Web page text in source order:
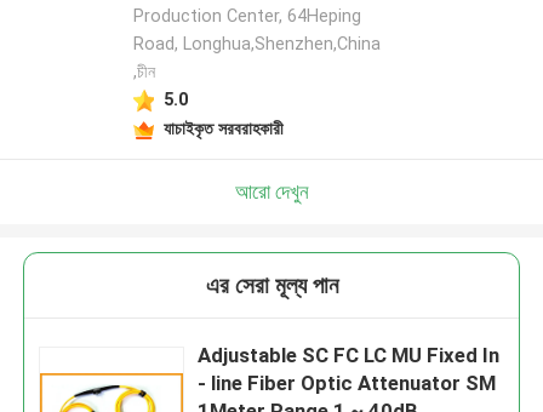
Production Center, 64Heping
Road, Longhua,Shenzhen,China
,চীন
5.0
যাচাইকৃত সরবরাহকারী
আরো দেখুন
এর সেরা মূল্য পান
Adjustable SC FC LC MU Fixed In
- line Fiber Optic Attenuator SM